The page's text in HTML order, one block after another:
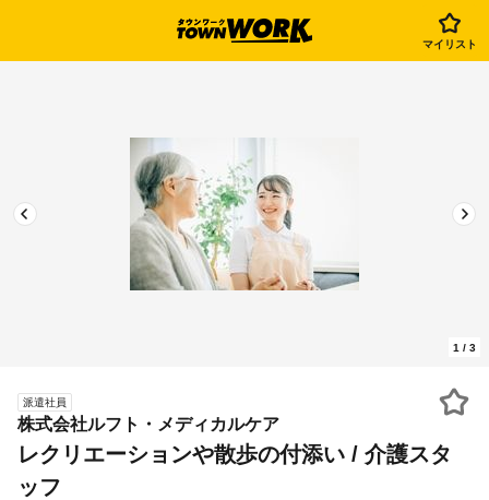
マイリスト
1 / 3
派遣社員
株式会社ルフト・メディカルケア
レクリエーションや散歩の付添い / 介護スタ
ッフ